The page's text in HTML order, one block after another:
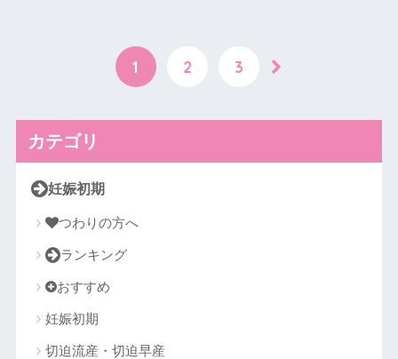
1 2 3
カテゴリ
妊娠初期
つわりの方へ
ランキング
おすすめ
妊娠初期
切迫流産・切迫早産